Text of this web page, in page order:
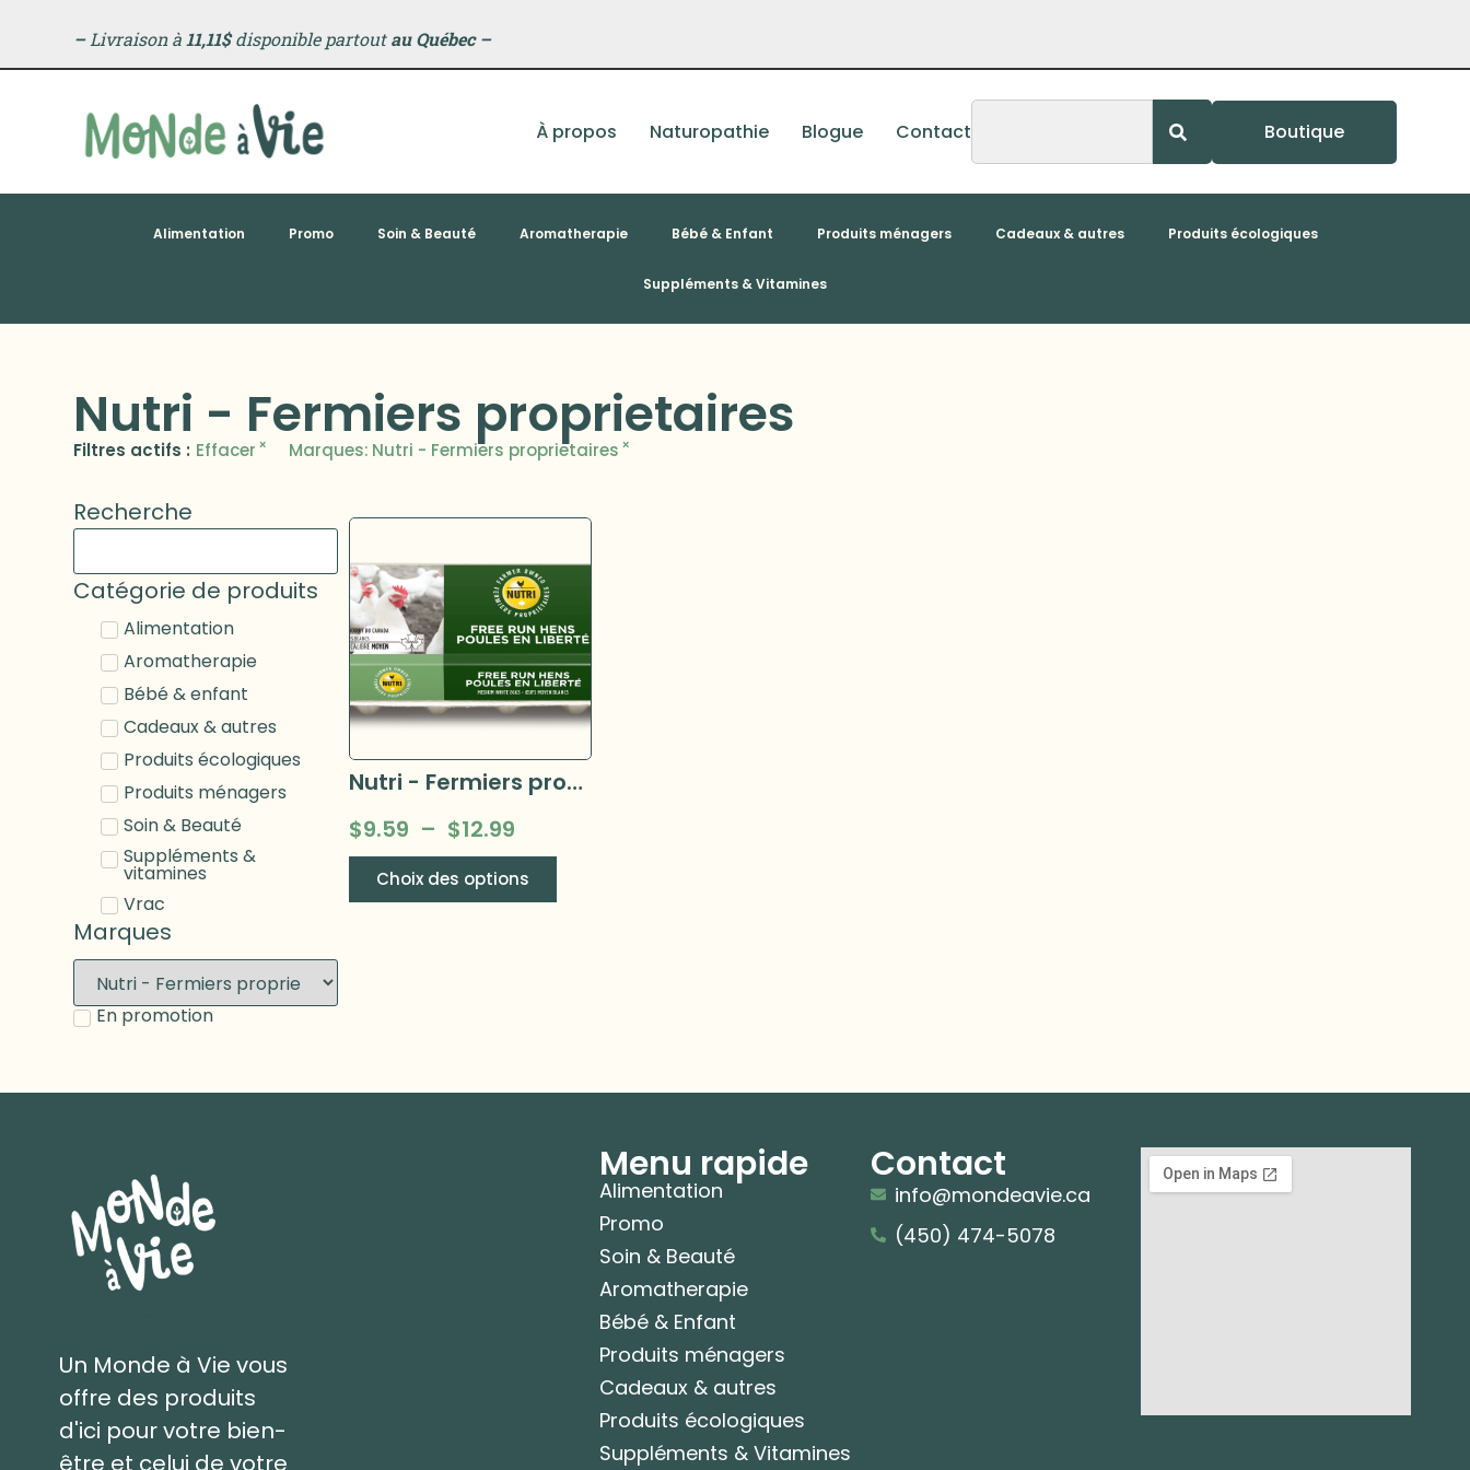
–Livraison à 11,11$disponible partoutau Québec –
À propos Naturopathie Blogue Contact Boutique
Alimentation Promo Soin & Beauté Aromatherapie Bébé & Enfant Produits ménagers Cadeaux & autres Produits écologiques
Suppléments & Vitamines
Nutri - Fermiers proprietaires
Filtres actifs : Effacer × Marques: Nutri - Fermiers proprietaires ×
Recherche
Catégorie de produits
Alimentation
Aromatherapie
Bébé & enfant
Cadeaux & autres
Produits écologiques
Produits ménagers
Soin & Beauté
Suppléments &
vitamines
Vrac
Marques
En promotion
Nutri - Fermiers proprietaires - Oeufs bruns biologiques –
$9.59 – $12.99
Choix des options
Un Monde à Vie vous
offre des produits
d'ici pour votre bien-
être et celui de votre
Menu rapide
Alimentation
Promo
Soin & Beauté
Aromatherapie
Bébé & Enfant
Produits ménagers
Cadeaux & autres
Produits écologiques
Suppléments & Vitamines
Contact
info@mondeavie.ca
(450) 474-5078